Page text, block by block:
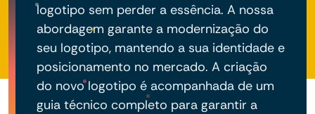
logotipo sem perder a essência. A nossa
abordagem garante a modernização do
seu logotipo, mantendo a sua identidade e
posicionamento no mercado. A criação
do novo logotipo é acompanhada de um
guia técnico completo para garantir a